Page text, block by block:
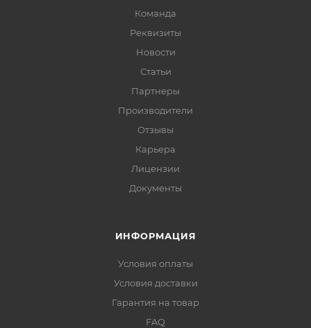
Команда
Реквизиты
Новости
Статьи
Партнеры
Производители
Отзывы
Карьера
Лицензии
Документы
ИНФОРМАЦИЯ
Условия оплаты
Условия доставки
Гарантия на товар
FAQ